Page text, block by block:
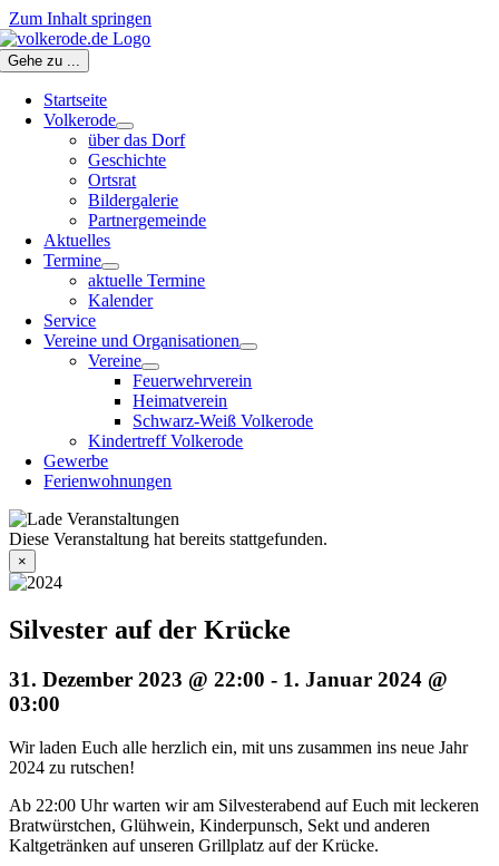
Zum Inhalt springen
Gehe zu ...
Startseite
Volkerode
über das Dorf
Geschichte
Ortsrat
Bildergalerie
Partnergemeinde
Aktuelles
Termine
aktuelle Termine
Kalender
Service
Vereine und Organisationen
Vereine
Feuerwehrverein
Heimatverein
Schwarz-Weiß Volkerode
Kindertreff Volkerode
Gewerbe
Ferienwohnungen
Diese Veranstaltung hat bereits stattgefunden.
×
Silvester auf der Krücke
31. Dezember 2023 @ 22:00 - 1. Januar 2024 @
03:00
Wir laden Euch alle herzlich ein, mit uns zusammen ins neue Jahr
2024 zu rutschen!
Ab 22:00 Uhr warten wir am Silvesterabend auf Euch mit leckeren
Bratwürstchen, Glühwein, Kinderpunsch, Sekt und anderen
Kaltgetränken auf unseren Grillplatz auf der Krücke.